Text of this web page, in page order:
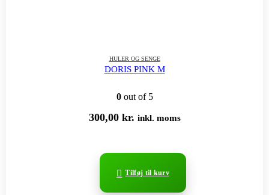
HULER OG SENGE
DORIS PINK M
0out of 5
300,00 kr. inkl. moms
Tilføj til kurv